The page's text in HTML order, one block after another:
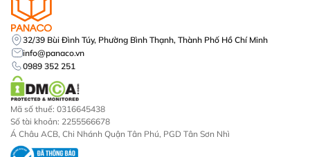
32/39 Bùi Đình Túy, Phường Bình Thạnh, Thành Phố Hồ Chí Minh
info@panaco.vn
0989 352 251
Mã số thuế: 0316645438
Số tài khoản: 2255566678
Á Châu ACB, Chi Nhánh Quận Tân Phú, PGD Tân Sơn Nhì